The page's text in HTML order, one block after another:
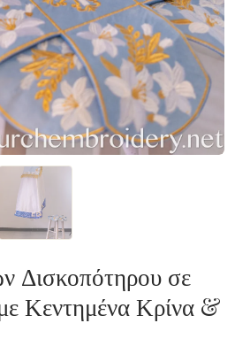
Δισκοπότηρου σε
Κεντημένα Κρίνα &